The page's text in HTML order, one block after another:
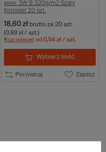
wew. 3W B 320g/m2 Szary
Komplet 20 szt.
18,60 zł brutto za 20 szt.
(0,93 zł / szt.)
Kup więcej od 0,54 zł / szt.
Porównaj Zapisz
Wybierz ilość